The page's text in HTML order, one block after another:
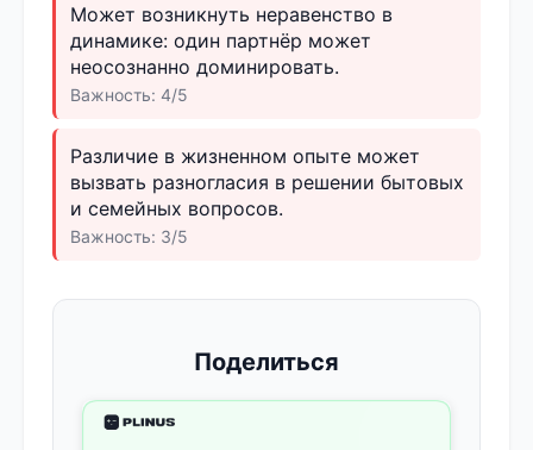
Может возникнуть неравенство в
динамике: один партнёр может
неосознанно доминировать.
Важность: 4/5
Различие в жизненном опыте может
вызвать разногласия в решении бытовых
и семейных вопросов.
Важность: 3/5
Поделиться